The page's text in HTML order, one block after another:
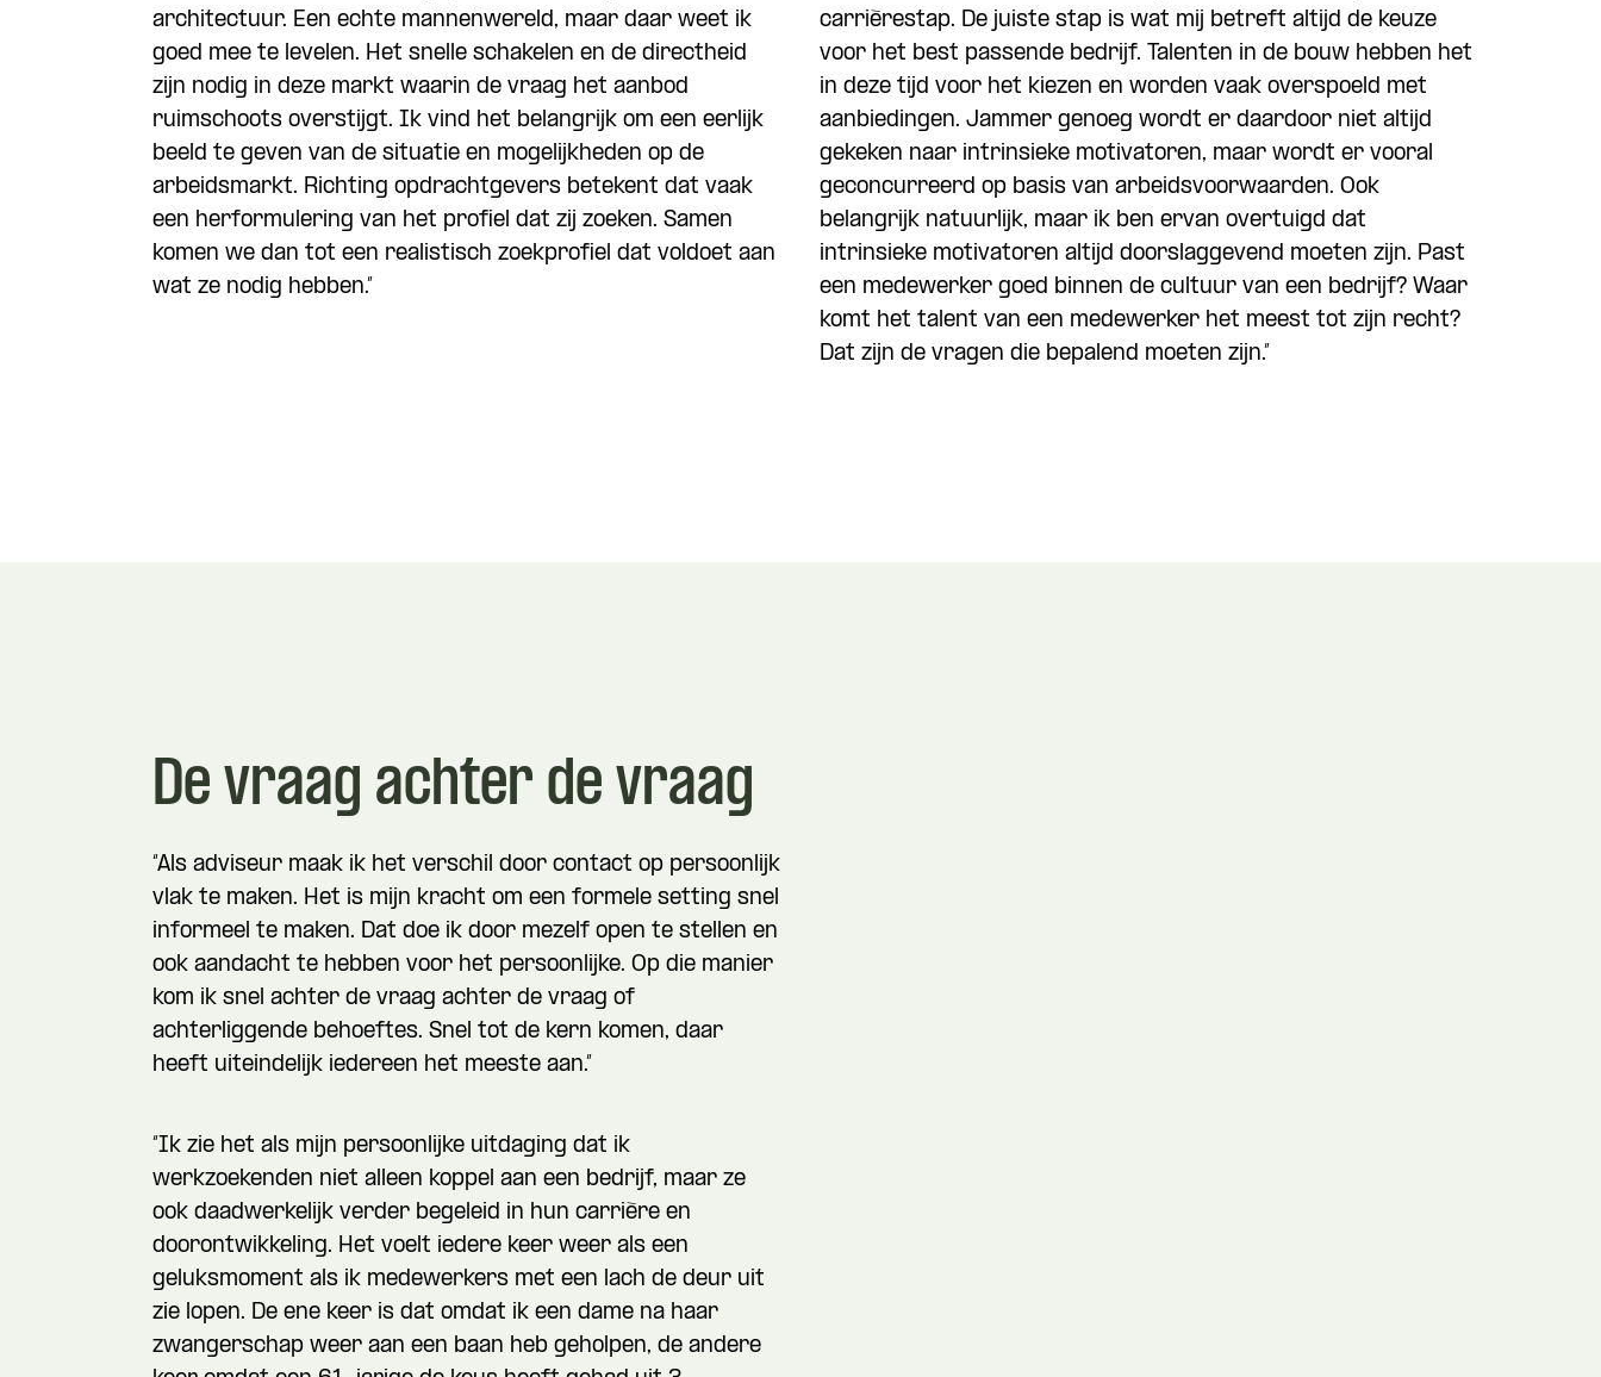
architectuur. Een echte mannenwereld, maar daar weet ik
goed mee te levelen. Het snelle schakelen en de directheid
zijn nodig in deze markt waarin de vraag het aanbod
ruimschoots overstijgt. Ik vind het belangrijk om een eerlijk
beeld te geven van de situatie en mogelijkheden op de
arbeidsmarkt. Richting opdrachtgevers betekent dat vaak
een herformulering van het profiel dat zij zoeken. Samen
komen we dan tot een realistisch zoekprofiel dat voldoet aan
wat ze nodig hebben.”
carrièrestap. De juiste stap is wat mij betreft altijd de keuze
voor het best passende bedrijf. Talenten in de bouw hebben het
in deze tijd voor het kiezen en worden vaak overspoeld met
aanbiedingen. Jammer genoeg wordt er daardoor niet altijd
gekeken naar intrinsieke motivatoren, maar wordt er vooral
geconcurreerd op basis van arbeidsvoorwaarden. Ook
belangrijk natuurlijk, maar ik ben ervan overtuigd dat
intrinsieke motivatoren altijd doorslaggevend moeten zijn. Past
een medewerker goed binnen de cultuur van een bedrijf? Waar
komt het talent van een medewerker het meest tot zijn recht?
Dat zijn de vragen die bepalend moeten zijn.”
De vraag achter de vraag
“Als adviseur maak ik het verschil door contact op persoonlijk
vlak te maken. Het is mijn kracht om een formele setting snel
informeel te maken. Dat doe ik door mezelf open te stellen en
ook aandacht te hebben voor het persoonlijke. Op die manier
kom ik snel achter de vraag achter de vraag of
achterliggende behoeftes. Snel tot de kern komen, daar
heeft uiteindelijk iedereen het meeste aan.”
“Ik zie het als mijn persoonlijke uitdaging dat ik
werkzoekenden niet alleen koppel aan een bedrijf, maar ze
ook daadwerkelijk verder begeleid in hun carrière en
doorontwikkeling. Het voelt iedere keer weer als een
geluksmoment als ik medewerkers met een lach de deur uit
zie lopen. De ene keer is dat omdat ik een dame na haar
zwangerschap weer aan een baan heb geholpen, de andere
Wie ben je?
Wil je alvast wat kwijt?
Hoe kunnen we je bereiken?
Namens welk bedrijf neem je contact op?
Wat is je telefoonnummer?